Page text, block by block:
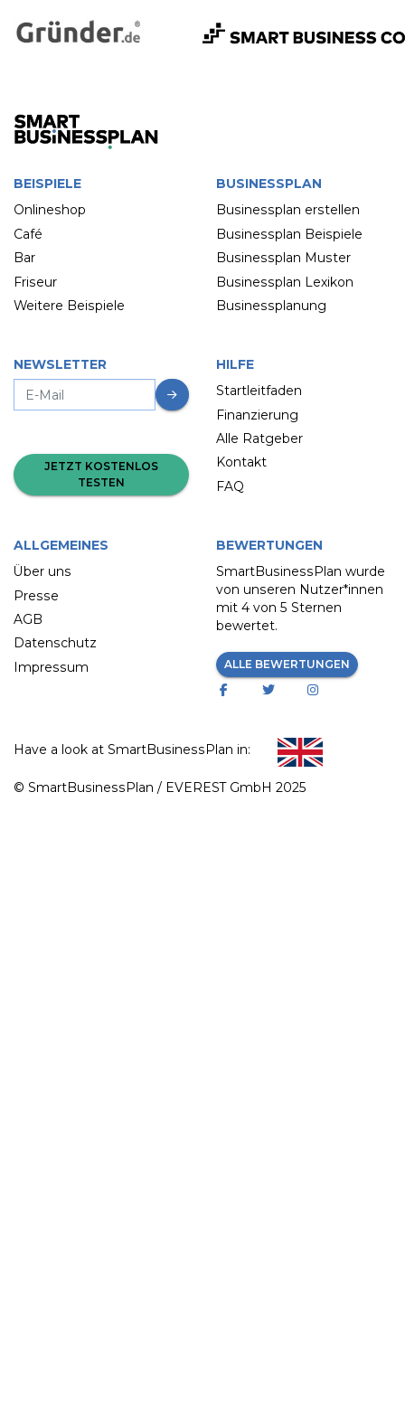
BEISPIELE
Onlineshop
Café
Bar
Friseur
Weitere Beispiele
BUSINESSPLAN
Businessplan erstellen
Businessplan Beispiele
Businessplan Muster
Businessplan Lexikon
Businessplanung
NEWSLETTER
JETZT KOSTENLOS
TESTEN
HILFE
Startleitfaden
Finanzierung
Alle Ratgeber
Kontakt
FAQ
ALLGEMEINES
Über uns
Presse
AGB
Datenschutz
Impressum
BEWERTUNGEN
SmartBusinessPlan wurde
von unseren Nutzer*innen
mit 4 von 5 Sternen
bewertet.
ALLE BEWERTUNGEN
© SmartBusinessPlan / EVEREST GmbH 2025
Have a look at SmartBusinessPlan in: